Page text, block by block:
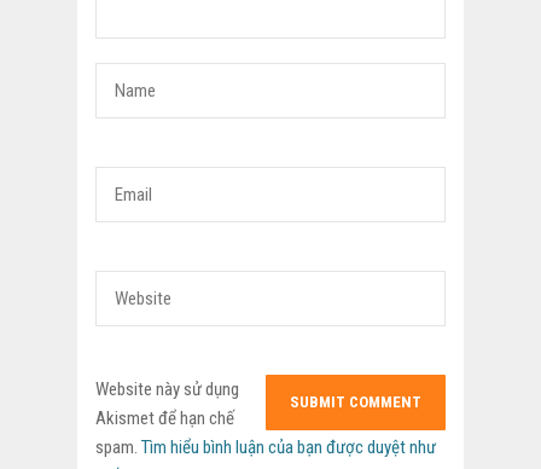
Website này sử dụng
Akismet để hạn chế
spam. Tìm hiểu bình luận của bạn được duyệt như